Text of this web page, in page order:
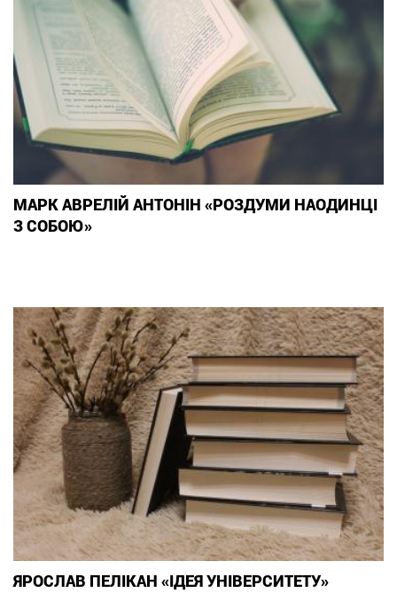
МАРК АВРЕЛІЙ АНТОНІН «РОЗДУМИ НАОДИНЦІ
З СОБОЮ»
ЯРОСЛАВ ПЕЛІКАН «ІДЕЯ УНІВЕРСИТЕТУ»